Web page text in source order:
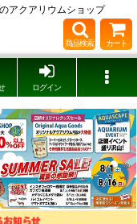
アクアリウムショップ
商品検索 カート
ログイン